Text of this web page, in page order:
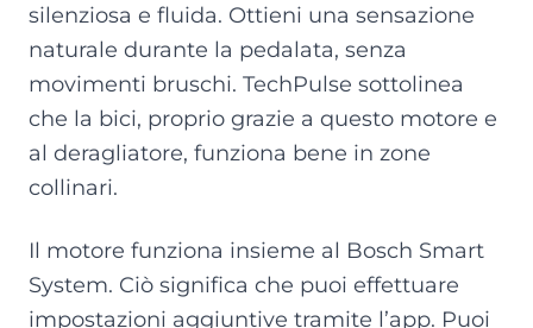
silenziosa e fluida. Ottieni una sensazione
naturale durante la pedalata, senza
movimenti bruschi. TechPulse sottolinea
che la bici, proprio grazie a questo motore e
al deragliatore, funziona bene in zone
collinari.
Il motore funziona insieme al Bosch Smart
System. Ciò significa che puoi effettuare
impostazioni aggiuntive tramite l’app. Puoi